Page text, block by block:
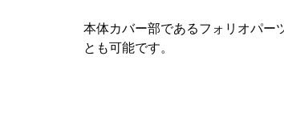
本体カバー部であるフォリオパー
とも可能です。